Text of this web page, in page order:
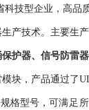
科技型企业，高品
产技术。主要生产
护器、 信号防雷器
块，产品通过了
规格型号，可满足